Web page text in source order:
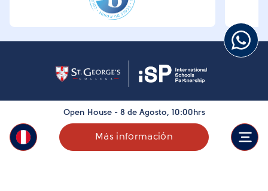
Open House - 8 de Agosto, 10:00hrs
Más información